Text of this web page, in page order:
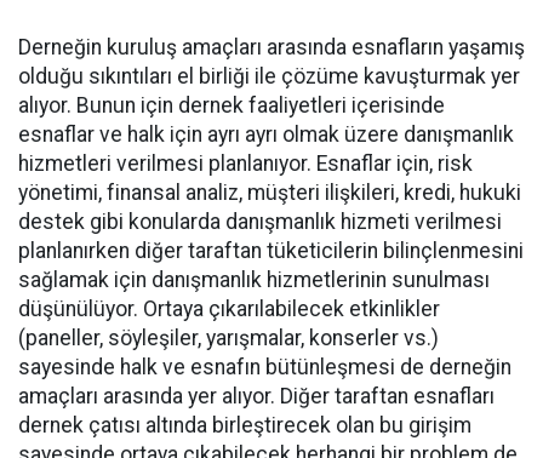
Derneğin kuruluş amaçları arasında esnafların yaşamış
olduğu sıkıntıları el birliği ile çözüme kavuşturmak yer
alıyor. Bunun için dernek faaliyetleri içerisinde
esnaflar ve halk için ayrı ayrı olmak üzere danışmanlık
hizmetleri verilmesi planlanıyor. Esnaflar için, risk
yönetimi, finansal analiz, müşteri ilişkileri, kredi, hukuki
destek gibi konularda danışmanlık hizmeti verilmesi
planlanırken diğer taraftan tüketicilerin bilinçlenmesini
sağlamak için danışmanlık hizmetlerinin sunulması
düşünülüyor. Ortaya çıkarılabilecek etkinlikler
(paneller, söyleşiler, yarışmalar, konserler vs.)
sayesinde halk ve esnafın bütünleşmesi de derneğin
amaçları arasında yer alıyor. Diğer taraftan esnafları
dernek çatısı altında birleştirecek olan bu girişim